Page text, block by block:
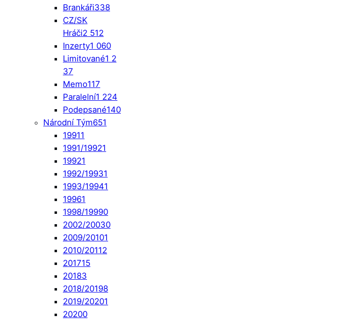
Brankáři338
CZ/SK
Hráči2 512
Inzerty1 060
Limitované1 2
37
Memo117
Paralelní1 224
Podepsané140
Národní Tým651
19911
1991/19921
19921
1992/19931
1993/19941
19961
1998/19990
2002/20030
2009/20101
2010/20112
201715
20183
2018/20198
2019/20201
20200